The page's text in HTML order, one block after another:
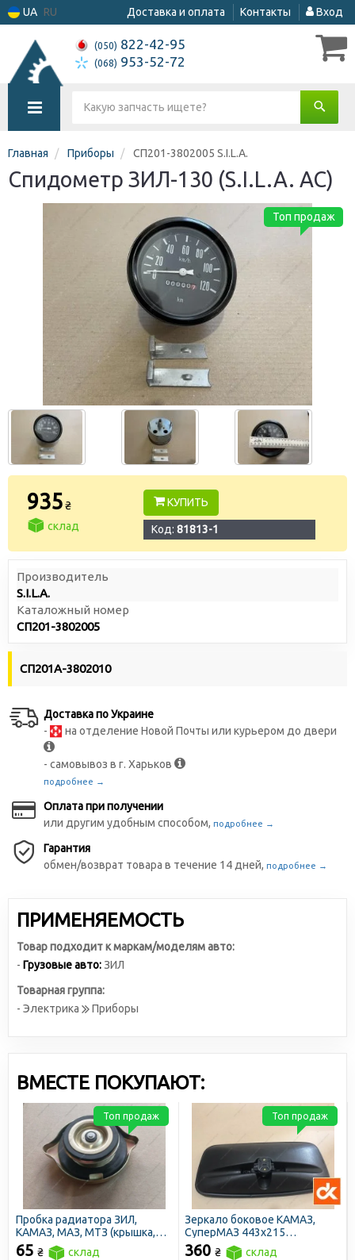
UA RU Доставка и оплата Контакты Вход
(050) 822-42-95
(068) 953-52-72
Главная Приборы СП201-3802005 S.I.L.A.
Спидометр ЗИЛ-130 (S.I.L.A. AC)
Топ продаж
935₴
склад
КУПИТЬ
Код: 81813-1
Производитель
S.I.L.A.
Каталожный номер
СП201-3802005
СП201А-3802010
Доставка по Украине
-
на отделение Новой Почты или курьером до двери
- самовывоз в г. Харьков
подробнее →
Оплата при получении
или другим удобным способом, подробнее →
Гарантия
обмен/возврат товара в течение 14 дней, подробнее →
ПРИМЕНЯЕМОСТЬ
Товар подходит к маркам/моделям авто:
- Грузовые авто: ЗИЛ
Товарная группа:
- Электрика
Приборы
ВМЕСТЕ ПОКУПАЮТ:
Пробка радиатора ЗИЛ,
КАМАЗ, МАЗ, МТЗ (крышка,
большая)
65 ₴ склад
Топ продаж
Зеркало боковое КAMАЗ,
СуперМАЗ 443х215
сферическое (ДК)
360 ₴ склад
Топ продаж